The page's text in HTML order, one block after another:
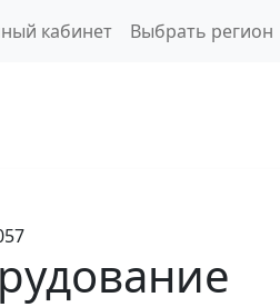
кабинет Выбрать регион